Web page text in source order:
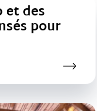
et des
pour